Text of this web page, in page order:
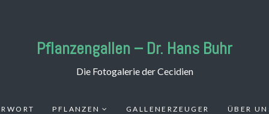
Pflanzengallen – Dr. Hans Buhr
Die Fotogalerie der Cecidien
PFLANZEN GALLENERZEUGER ÜBER